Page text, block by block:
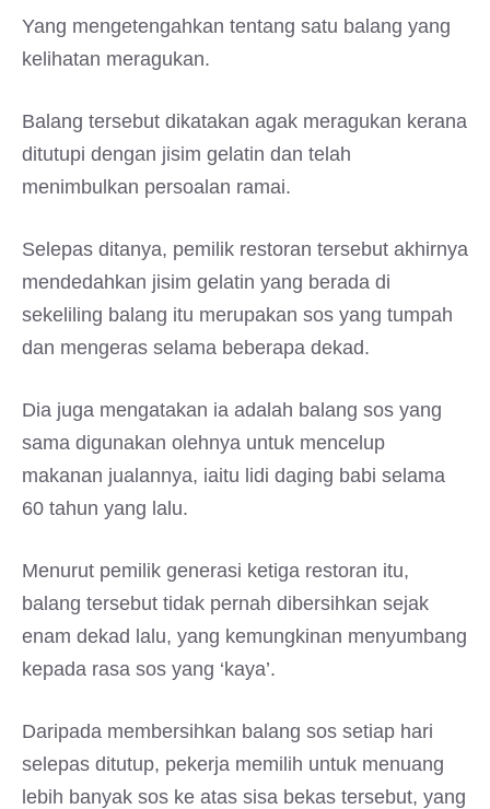
Yang mengetengahkan tentang satu balang yang
kelihatan meragukan.
Balang tersebut dikatakan agak meragukan kerana
ditutupi dengan jisim gelatin dan telah
menimbulkan persoalan ramai.
Selepas ditanya, pemilik restoran tersebut akhirnya
mendedahkan jisim gelatin yang berada di
sekeliling balang itu merupakan sos yang tumpah
dan mengeras selama beberapa dekad.
Dia juga mengatakan ia adalah balang sos yang
sama digunakan olehnya untuk mencelup
makanan jualannya, iaitu lidi daging babi selama
60 tahun yang lalu.
Menurut pemilik generasi ketiga restoran itu,
balang tersebut tidak pernah dibersihkan sejak
enam dekad lalu, yang kemungkinan menyumbang
kepada rasa sos yang ‘kaya’.
Daripada membersihkan balang sos setiap hari
selepas ditutup, pekerja memilih untuk menuang
lebih banyak sos ke atas sisa bekas tersebut, yang